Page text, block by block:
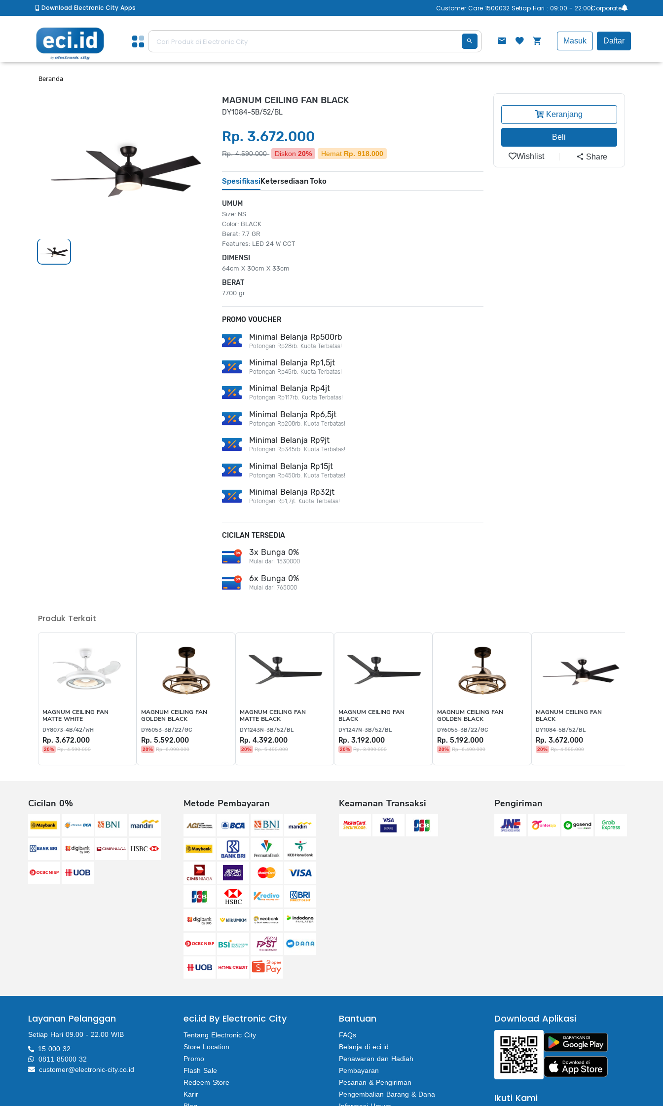
Download Electronic City Apps Customer Care 1500032 Setiap Hari : 09:00 - 22:00Corporate
Masuk Daftar
Beranda
MAGNUM CEILING FAN BLACK
DY1084-5B/52/BL
Rp. 3.672.000
Rp. 4.590.000 Diskon 20% Hemat Rp. 918.000
SpesifikasiKetersediaan Toko
UMUM
Size: NS
Color: BLACK
Berat: 7.7 GR
Features: LED 24 W CCT
DIMENSI
64cm X 30cm X 33cm
BERAT
7700 gr
PROMO VOUCHER
Minimal Belanja Rp500rb
Potongan Rp28rb. Kuota Terbatas!
Minimal Belanja Rp1,5jt
Potongan Rp45rb. Kuota Terbatas!
Minimal Belanja Rp4jt
Potongan Rp117rb. Kuota Terbatas!
Minimal Belanja Rp6,5jt
Potongan Rp208rb. Kuota Terbatas!
Minimal Belanja Rp9jt
Potongan Rp345rb. Kuota Terbatas!
Minimal Belanja Rp15jt
Potongan Rp450rb. Kuota Terbatas!
Minimal Belanja Rp32jt
Potongan Rp1,7jt. Kuota Terbatas!
CICILAN TERSEDIA
3x Bunga 0%
Mulai dari 1530000
6x Bunga 0%
Mulai dari 765000
Keranjang
Beli
Wishlist Share
Produk Terkait
MAGNUM CEILING FAN
MATTE WHITE
DY8073-4B/42/WH
Rp. 3.672.000
20% Rp. 4.590.000
MAGNUM CEILING FAN
GOLDEN BLACK
DY6053-3B/22/GC
Rp. 5.592.000
20% Rp. 6.990.000
MAGNUM CEILING FAN
MATTE BLACK
DY1243N-3B/52/BL
Rp. 4.392.000
20% Rp. 5.490.000
MAGNUM CEILING FAN
BLACK
DY1247N-3B/52/BL
Rp. 3.192.000
20% Rp. 3.990.000
MAGNUM CEILING FAN
GOLDEN BLACK
DY6055-3B/22/GC
Rp. 5.192.000
20% Rp. 6.490.000
MAGNUM CEILING FAN
BLACK
DY1084-5B/52/BL
Rp. 3.672.000
20% Rp. 4.590.000
Cicilan 0% Metode Pembayaran Keamanan Transaksi Pengiriman
Layanan Pelanggan
Setiap Hari 09.00 - 22.00 WIB
15 000 32
0811 85000 32
customer@electronic-city.co.id
eci.id By Electronic City
Tentang Electronic City
Store Location
Promo
Flash Sale
Redeem Store
Karir
Bantuan
FAQs
Belanja di eci.id
Penawaran dan Hadiah
Pembayaran
Pesanan & Pengiriman
Pengembalian Barang & Dana
Download Aplikasi
Ikuti Kami